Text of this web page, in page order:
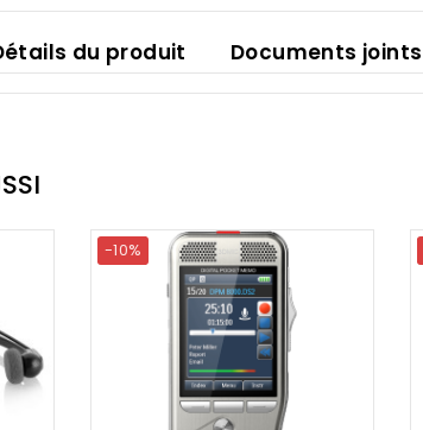
du produit Documents joints
-10%